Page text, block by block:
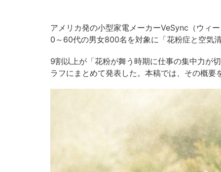
アメリカ発の小型家電メーカーVeSync（ウィ
0～60代の男女800名を対象に「花粉症と空気
9割以上が「花粉が舞う時期に仕事の集中力が
ラフにまとめて発表した。本稿では、その概要